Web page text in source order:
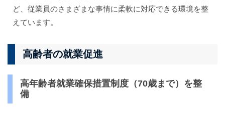
ど、従業員のさまざまな事情に柔軟に対応できる環境を整
えています。
高齢者の就業促進
高年齢者就業確保措置制度（70歳まで）を整
備